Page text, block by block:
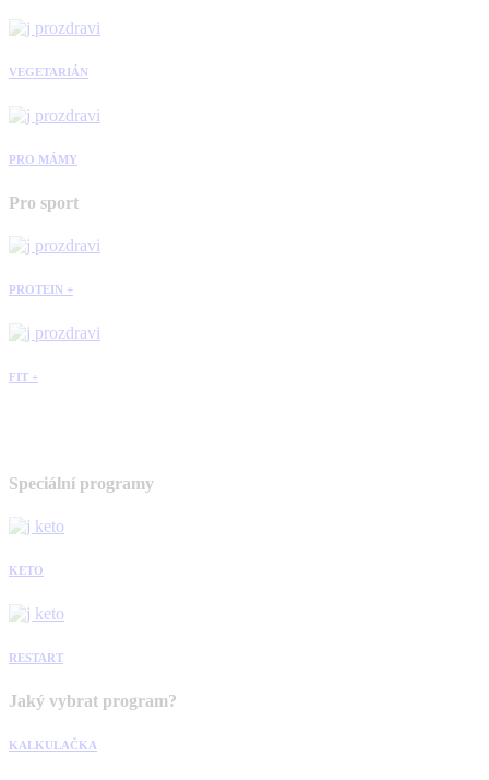
VEGETARIÁN
PRO MÁMY
Pro sport
PROTEIN +
FIT +
Speciální programy
KETO
RESTART
Jaký vybrat program?
KALKULAČKA